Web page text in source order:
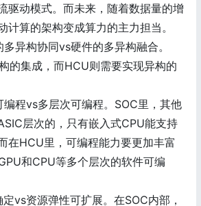
驱动模式。而未来，随着数据量的增
计算的架构变成算力的主力担当。
异构协同vs硬件的多异构融合。
的集成，而HCU则需要实现异构的
编程vs多层次可编程。SOC里，其他
层次的，只有嵌入式CPU能支持
在HCU里，可编程能力要更加丰富
和CPU等多个层次的软件可编
vs资源弹性可扩展。在SOC内部，